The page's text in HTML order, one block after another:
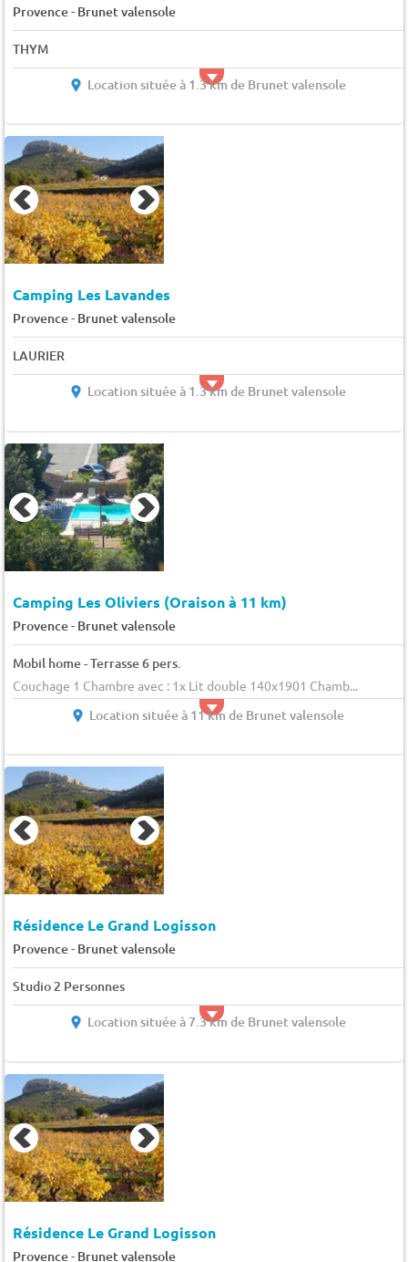
Provence- Brunet valensole
THYM
Location située à 1.3 km de Brunet valensole
Camping Les Lavandes
Provence- Brunet valensole
LAURIER
Location située à 1.3 km de Brunet valensole
Camping Les Oliviers (Oraison à 11 km)
Provence- Brunet valensole
Mobil home - Terrasse 6 pers.
Couchage 1 Chambre avec : 1x Lit double 140x1901 Chamb...
Location située à 11 km de Brunet valensole
Résidence Le Grand Logisson
Provence- Brunet valensole
Studio 2 Personnes
Location située à 7.3 km de Brunet valensole
Résidence Le Grand Logisson
Provence- Brunet valensole